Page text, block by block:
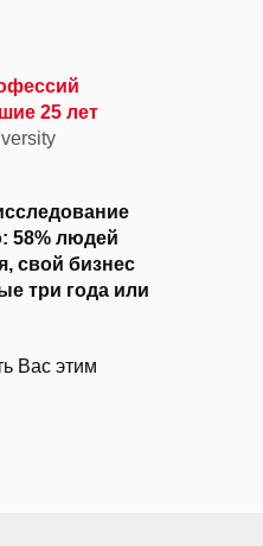
25 лет
58% людей
свой бизнес
три года или
Вас этим